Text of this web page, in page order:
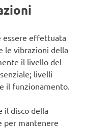
essere effettuata
le vibrazioni della
il livello del
livelli
il funzionamento.
il disco della
per mantenere